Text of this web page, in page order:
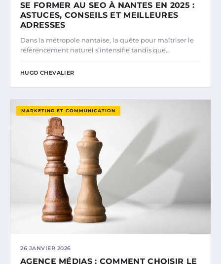
SE FORMER AU SEO À NANTES EN 2025 :
ASTUCES, CONSEILS ET MEILLEURES
ADRESSES
Dans la métropole nantaise, la quête pour maîtriser le
référencement naturel s’intensifie tandis que…
HUGO CHEVALIER
MARKETING ET COMMUNICATION
26 JANVIER 2026
AGENCE MÉDIAS : COMMENT CHOISIR LE